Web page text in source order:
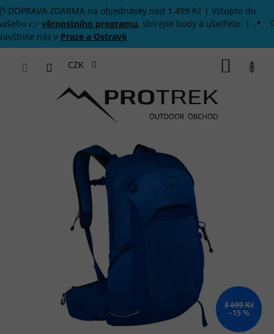
Přejít na obsah
DOPRAVA ZDARMA na objednávky nad 1.499 Kč | Vstupte do
👉 věrnostního programu, sbírejte body a ušetřete. | 📍
nás v Praze a Ostravě
CZK
3 699 Kč
–15 %